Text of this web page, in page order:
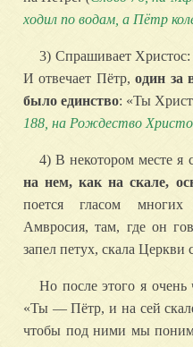
ходил по водам, а Пётр
3) Спрашивает
И отвечает Пётр,один за
было единство: «Ты
188, на Рождество
4) В некотором месте я
на нем, как на скале,
поется гласом
Амвросия, там, где он
запел петух, скала Церкви
Но после этого я очень
«Ты — Пётр, и на сей
чтобы под ними мы